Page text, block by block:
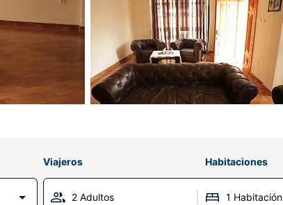
Viajeros Habitaciones
2 Adultos 1 Habitación